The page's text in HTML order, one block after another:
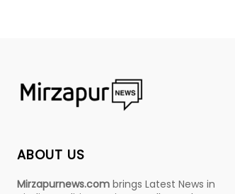
ABOUT US
Mirzapurnews.com brings Latest News in